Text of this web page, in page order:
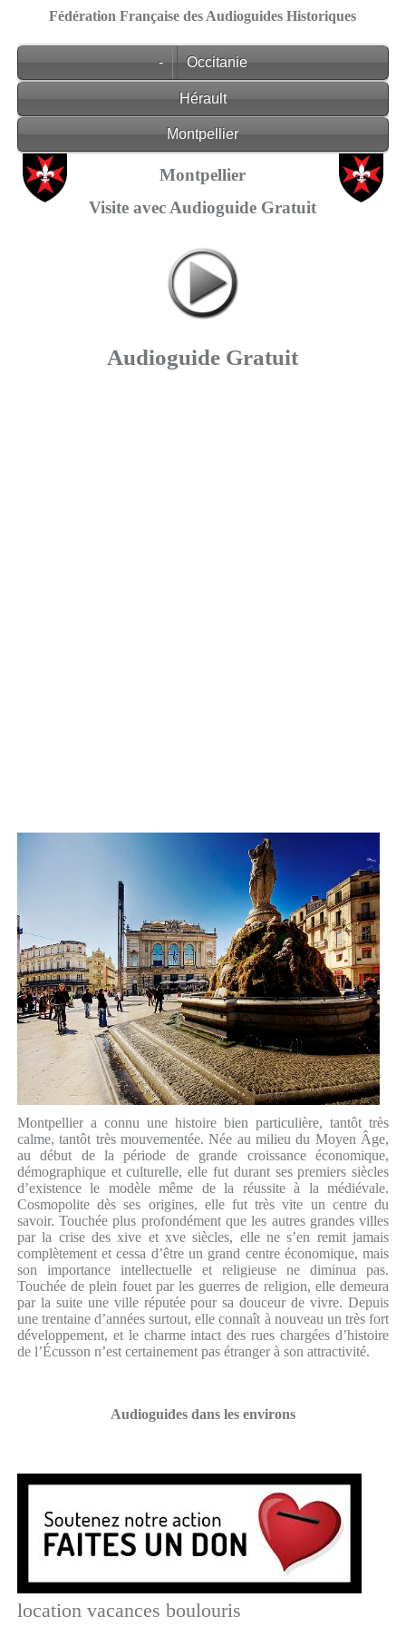
Fédération Française des Audioguides Historiques
- Occitanie
Hérault
Montpellier
Montpellier
Visite avec Audioguide Gratuit
Audioguide Gratuit
Montpellier a connu une histoire bien particulière, tantôt très
calme, tantôt très mouvementée. Née au milieu du Moyen Âge,
au début de la période de grande croissance économique,
démographique et culturelle, elle fut durant ses premiers siècles
d’existence le modèle même de la réussite à la médiévale.
Cosmopolite dès ses origines, elle fut très vite un centre du
savoir. Touchée plus profondément que les autres grandes villes
par la crise des xive et xve siècles, elle ne s’en remit jamais
complètement et cessa d’être un grand centre économique, mais
son importance intellectuelle et religieuse ne diminua pas.
Touchée de plein fouet par les guerres de religion, elle demeura
par la suite une ville réputée pour sa douceur de vivre. Depuis
une trentaine d’années surtout, elle connaît à nouveau un très fort
développement, et le charme intact des rues chargées d’histoire
de l’Écusson n’est certainement pas étranger à son attractivité.
Audioguides dans les environs
location vacances boulouris